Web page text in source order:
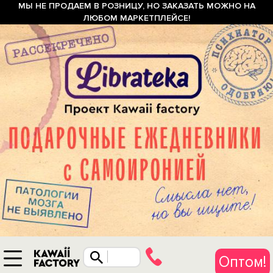
МЫ НЕ ПРОДАЕМ В РОЗНИЦУ, НО ЗАКАЗАТЬ МОЖНО НА
ЛЮБОМ МАРКЕТПЛЕЙСЕ!
Оптом!